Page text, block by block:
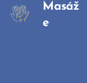
Masáž
e